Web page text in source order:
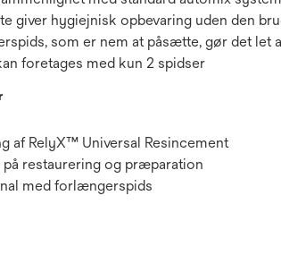
giver hygiejnisk opbevaring uden den
som er nem at påsætte, gør det let
foretages med kun 2 spidser
af RelyX™ Universal Resincement
restaurering og præparation
med forlængerspids